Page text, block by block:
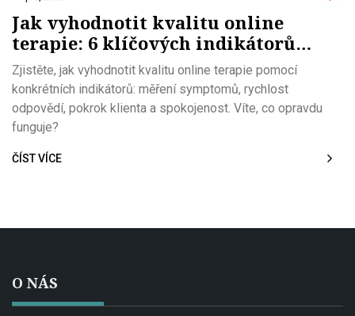
Jak vyhodnotit kvalitu online
terapie: 6 klíčových indikátorů
účinnosti a spokojenosti
Zjistěte, jak vyhodnotit kvalitu online terapie pomocí
konkrétních indikátorů: měření symptomů, rychlost
odpovědí, pokrok klienta a spokojenost. Víte, co opravdu
funguje?
ČÍST VÍCE
O NÁS